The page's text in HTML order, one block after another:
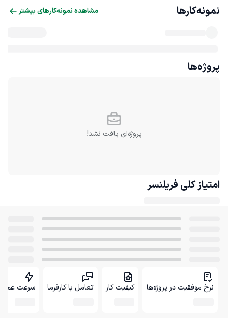
نمونه‌کارها مشاهده نمونه‌کارهای بیشتر
پروژه‌ها
پروژه‌ای یافت نشد!
امتیاز کلی فریلنسر
نرخ موفقیت در پروژه‌ها کیفیت کار تعامل با کارفرما سرعت عمل